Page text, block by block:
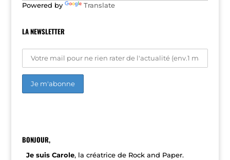
:Powered by Translate
LA NEWSLETTER
n
BONJOUR,
Je suis Carole, la créatrice de Rock and Paper.